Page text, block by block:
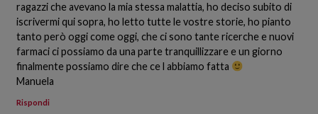
ragazzi che avevano la mia stessa malattia, ho deciso subito di
iscrivermi qui sopra, ho letto tutte le vostre storie, ho pianto
tanto però oggi come oggi, che ci sono tante ricerche e nuovi
farmaci ci possiamo da una parte tranquillizzare e un giorno
finalmente possiamo dire che ce l abbiamo fatta
Manuela
Rispondi